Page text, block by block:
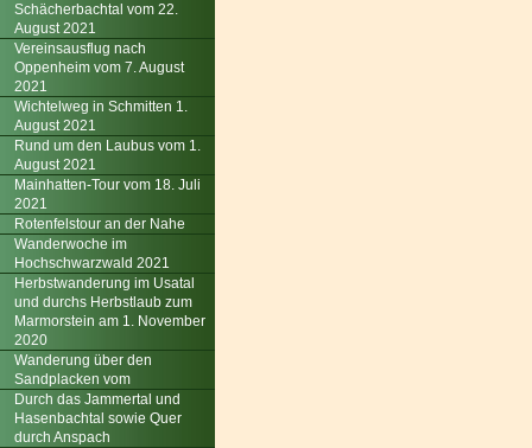
Schächerbachtal vom 22.
August 2021
Vereinsausflug nach
Oppenheim vom 7. August
2021
Wichtelweg in Schmitten 1.
August 2021
Rund um den Laubus vom 1.
August 2021
Mainhatten-Tour vom 18. Juli
2021
Rotenfelstour an der Nahe
Wanderwoche im
Hochschwarzwald 2021
Herbstwanderung im Usatal
und durchs Herbstlaub zum
Marmorstein am 1. November
2020
Wanderung über den
Sandplacken vom
Durch das Jammertal und
Hasenbachtal sowie Quer
durch Anspach